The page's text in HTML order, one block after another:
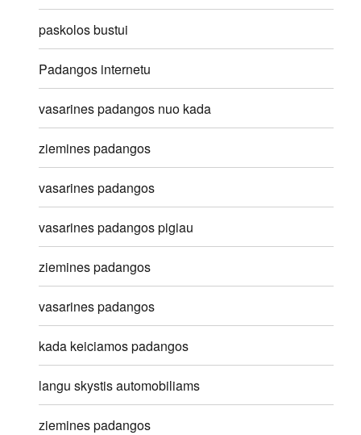
paskolos bustui
Padangos internetu
vasarines padangos nuo kada
ziemines padangos
vasarines padangos
vasarines padangos pigiau
ziemines padangos
vasarines padangos
kada keiciamos padangos
langu skystis automobiliams
ziemines padangos